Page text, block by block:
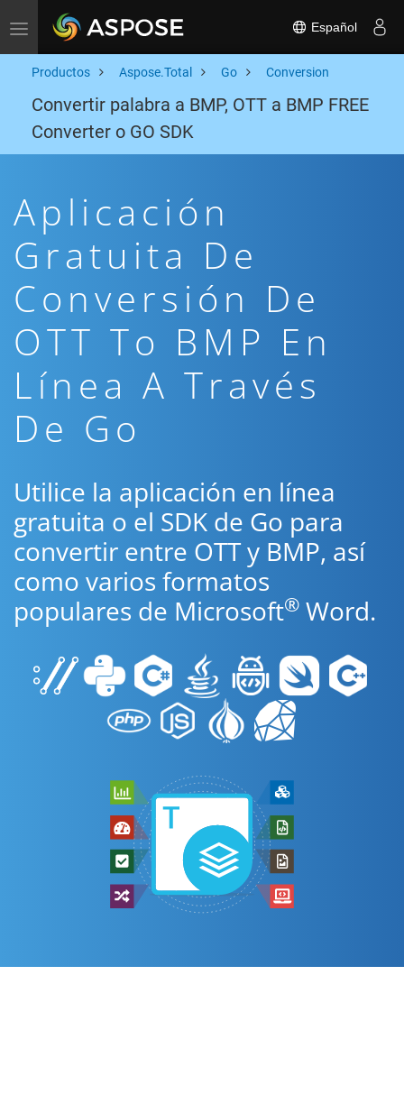
Toggle navigation Español
Productos Aspose.Total Go Conversion
Convertir palabra a BMP, OTT a BMP FREE
Converter o GO SDK
Aplicación
Gratuita De
Conversión De
OTT To BMP En
Línea A Través
De Go
Utilice la aplicación en línea
gratuita o el SDK de Go para
convertir entre OTT y BMP, así
como varios formatos
populares de Microsoft® Word.